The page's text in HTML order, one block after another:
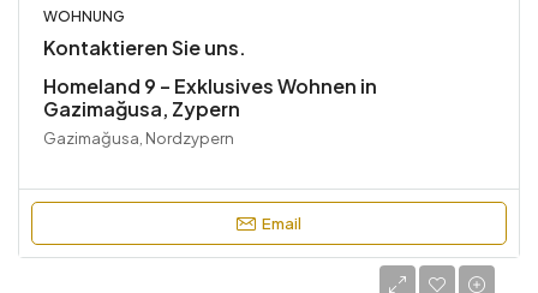
WOHNUNG
Kontaktieren Sie uns.
Homeland 9 – Exklusives Wohnen in
Gazimağusa, Zypern
Gazimağusa, Nordzypern
Email